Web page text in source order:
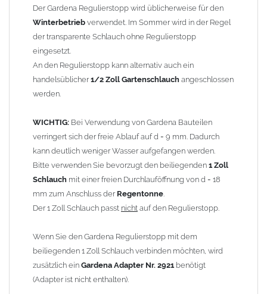
Wassersammlerhält die Tonne bis zur gewünschten Füllhöhe
gefüllt.
Auch der nachträgliche Einbau ist problemlos:
Durch einfaches Heraussägen eines ca. 30 cm langen Teilstücks
lässt sich derRHEINZINK Regensammlerleicht in bereits
vorhandeneFallrohre
Regenfallrohrstrang ein. Ein Aufweiten des unteren
Rohrabschlusses ist nicht erforderlich.
Nachhaltige Regenwassernutzung
Der Abscheider dieses innovativenRHEINZINKProdukts ist so
konstruiert, dass er mindestens 60 Prozent der durch das
Fallrohrfließenden Regenmenge sammelt. Die restliche
Regentonnemuss nicht direkt am Fallrohr stehen, sondern kann
bei Schlauchlängen von bis zu 5 m flexibel positioniert werden.
Funktionelle Sicherheit
Der Gardena Regulierstopp wird üblicherweise für den
Winterbetrieb verwendet. Im Sommer wird in der Regel
der transparente Schlauch ohne Regulierstopp
eingesetzt.
An den Regulierstopp kann alternativ auch ein
handelsüblicher1/2 Zoll Gartenschlauch angeschlossen
werden.
WICHTIG: Bei Verwendung von Gardena Bauteilen
verringert sich der freie Ablauf auf d = 9 mm. Dadurch
kann deutlich weniger Wasser aufgefangen werden.
Bitte verwenden Sie bevorzugt den beiliegenden 1 Zoll
Schlauch mit einer freien Durchlauföffnung von d = 18
mm zum Anschluss der Regentonne.
Der 1 Zoll Schlauch passt nicht auf den Regulierstopp.
Wenn Sie den Gardena Regulierstopp mit dem
beiliegenden 1 Zoll Schlauch verbinden möchten, wird
zusätzlich ein Gardena Adapter Nr. 2921benötigt
(Adapter ist nicht enthalten).